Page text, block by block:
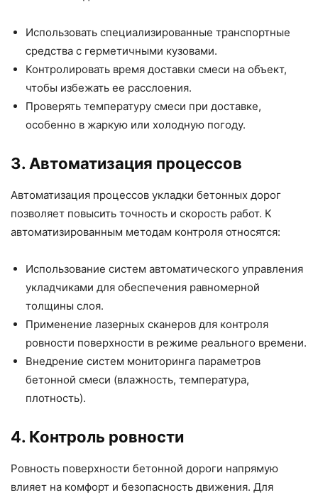
Использовать специализированные транспортные
средства с герметичными кузовами.
Контролировать время доставки смеси на объект,
чтобы избежать ее расслоения.
Проверять температуру смеси при доставке,
особенно в жаркую или холодную погоду.
3. Автоматизация процессов
Автоматизация процессов укладки бетонных дорог
позволяет повысить точность и скорость работ. К
автоматизированным методам контроля относятся:
Использование систем автоматического управления
укладчиками для обеспечения равномерной
толщины слоя.
Применение лазерных сканеров для контроля
ровности поверхности в режиме реального времени.
Внедрение систем мониторинга параметров
бетонной смеси (влажность, температура,
плотность).
4. Контроль ровности
Ровность поверхности бетонной дороги напрямую
влияет на комфорт и безопасность движения. Для